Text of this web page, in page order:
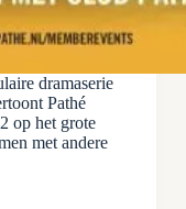
dramaserie
Pathé
op het grote
met andere